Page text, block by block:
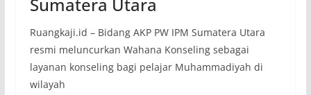
Ruangkaji.id – Bidang AKP PW IPM Sumatera Utara
resmi meluncurkan Wahana Konseling sebagai
layanan konseling bagi pelajar Muhammadiyah di
wilayah